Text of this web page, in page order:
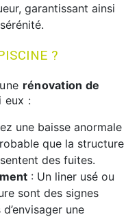
garantissant ainsi
?
rénovation de
eux :
une baisse anormale
que la structure
des fuites.
: Un liner usé ou
sont des signes
une